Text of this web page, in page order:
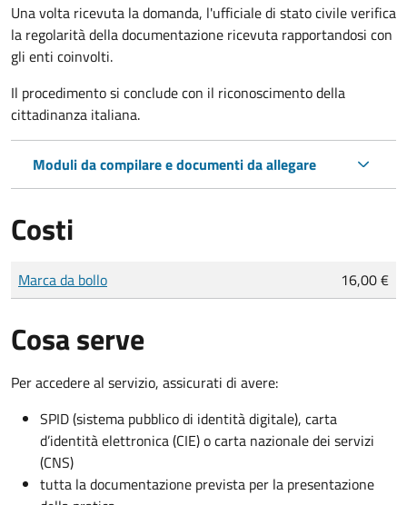
Una volta ricevuta la domanda, l'ufficiale di stato civile verifica
la regolarità della documentazione ricevuta rapportandosi con
gli enti coinvolti.
Il procedimento si conclude con il riconoscimento della
cittadinanza italiana.
Moduli da compilare e documenti da allegare
Costi
Tipo di pagamento
Importo
Marca da bollo 16,00 €
Cosa serve
Per accedere al servizio, assicurati di avere:
SPID (sistema pubblico di identità digitale), carta
d’identità elettronica (CIE) o carta nazionale dei servizi
(CNS)
tutta la documentazione prevista per la presentazione